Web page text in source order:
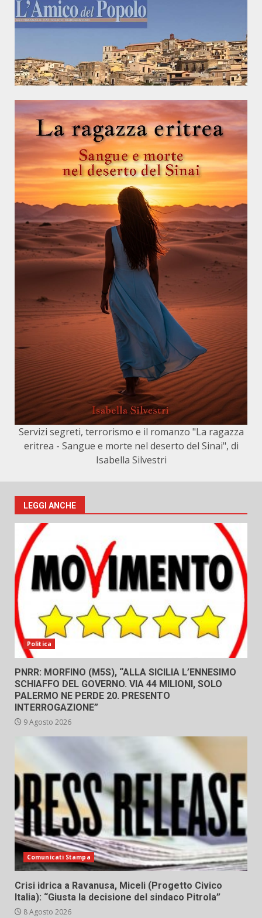
Servizi segreti, terrorismo e il romanzo "La ragazza
eritrea - Sangue e morte nel deserto del Sinai", di
Isabella Silvestri
LEGGI ANCHE
Politica
PNRR: MORFINO (M5S), “ALLA SICILIA L’ENNESIMO
SCHIAFFO DEL GOVERNO. VIA 44 MILIONI, SOLO
PALERMO NE PERDE 20. PRESENTO
INTERROGAZIONE”
9 Agosto 2026
Comunicati Stampa
Crisi idrica a Ravanusa, Miceli (Progetto Civico
Italia): “Giusta la decisione del sindaco Pitrola”
8 Agosto 2026